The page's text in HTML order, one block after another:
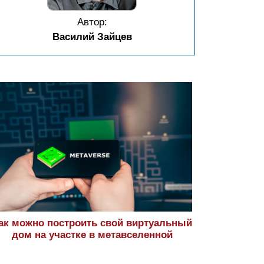
Автор:
Василий Зайцев
можно построить свой виртуальный
дом на участке в метавселенной